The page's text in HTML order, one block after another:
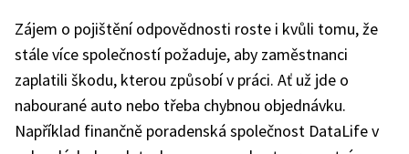
Zájem o pojištění odpovědnosti roste i kvůli tomu, že
stále více společností požaduje, aby zaměstnanci
zaplatili škodu, kterou způsobí v práci. Ať už jde o
nabourané auto nebo třeba chybnou objednávku.
Například finančně poradenská společnost DataLife v